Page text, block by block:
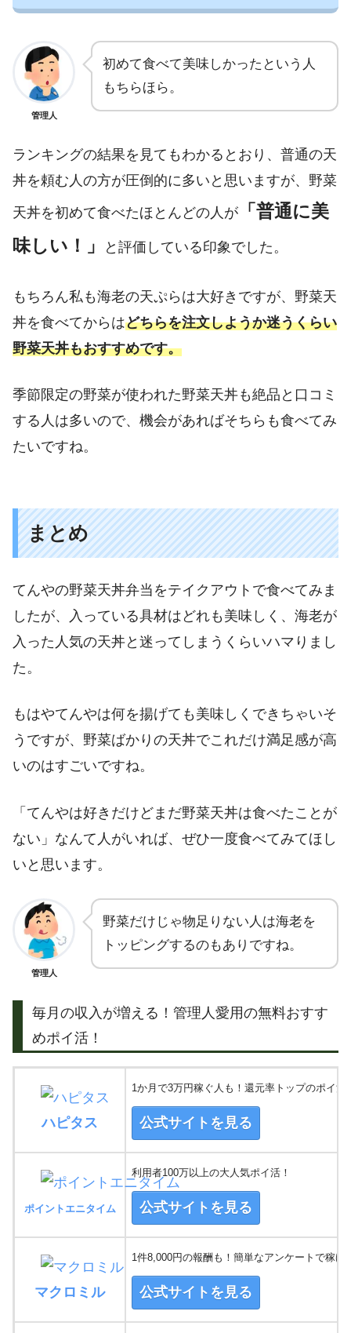
管理人
初めて食べて美味しかったという人
もちらほら。
ランキングの結果を見てもわかるとおり、普通の天
丼を頼む人の方が圧倒的に多いと思いますが、野菜
天丼を初めて食べたほとんどの人が
「普通に美
味しい！」
と評価している印象でした。
もちろん私も海老の天ぷらは大好きですが、野菜天
丼を食べてからはどちらを注文しようか迷うくらい
野菜天丼もおすすめです。
季節限定の野菜が使われた野菜天丼も絶品と口コミ
する人は多いので、機会があればそちらも食べてみ
たいですね。
まとめ
てんやの野菜天丼弁当をテイクアウトで食べてみま
したが、入っている具材はどれも美味しく、海老が
入った人気の天丼と迷ってしまうくらいハマりまし
た。
もはやてんやは何を揚げても美味しくできちゃいそ
うですが、野菜ばかりの天丼でこれだけ満足感が高
いのはすごいですね。
「てんやは好きだけどまだ野菜天丼は食べたことが
ない」なんて人がいれば、ぜひ一度食べてみてほし
いと思います。
管理人
野菜だけじゃ物足りない人は海老を
トッピングするのもありですね。
毎月の収入が増える！管理人愛用の無料おすす
めポイ活！
ハピタス
1か月で3万円稼ぐ人も！還元率トップのポイ活
公式サイトを見る
ポイントエニタイム
利用者100万以上の大人気ポイ活！
公式サイトを見る
マクロミル
1件8,000円の報酬も！簡単なアンケートで稼げ
公式サイトを見る